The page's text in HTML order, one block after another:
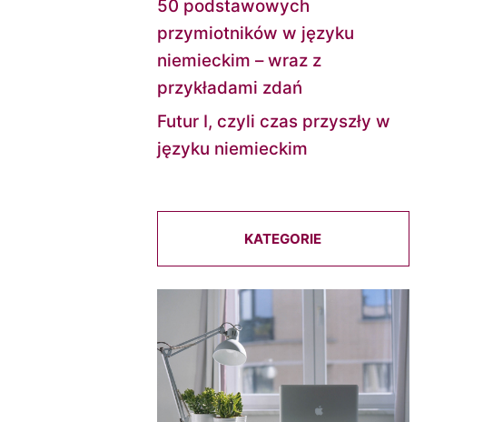
50 podstawowych
przymiotników w języku
niemieckim – wraz z
przykładami zdań
Futur I, czyli czas przyszły w
języku niemieckim
KATEGORIE